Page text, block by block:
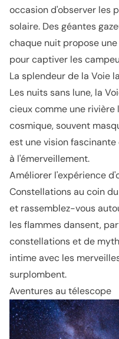
occasion d'observer les
solaire. Des géantes
chaque nuit propose
pour captiver les
La splendeur de la Voie
Les nuits sans lune, la
cieux comme une rivière
cosmique, souvent
est une vision
à l'émerveillement.
Améliorer l'expérience
Constellations au coin
et rassemblez-vous
les flammes dansent,
constellations et de
intime avec les
surplombent.
Aventures au télescope